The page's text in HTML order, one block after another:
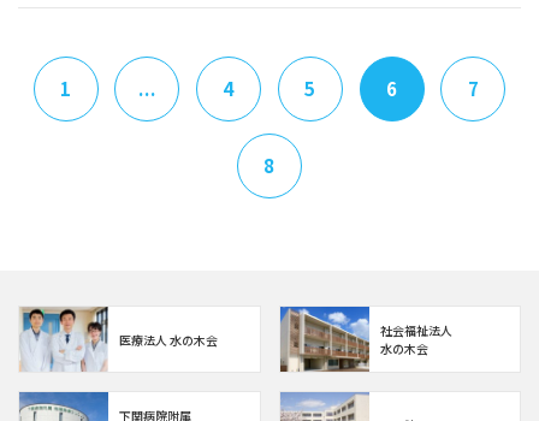
1 ... 4 5 6 7
8
医療法人 水の木会
社会福祉法人
水の木会
下関病院附属